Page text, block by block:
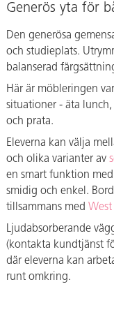
Generös yta för
Den generösa
och studieplats.
balanserad
Här är möbleringen
situationer - äta
och prata.
Eleverna kan välja
och olika varianter av
en smart funktion
smidig och enkel.
tillsammans med
Ljudabsorberande
(kontakta kundtjänst
där eleverna kan
runt omkring.